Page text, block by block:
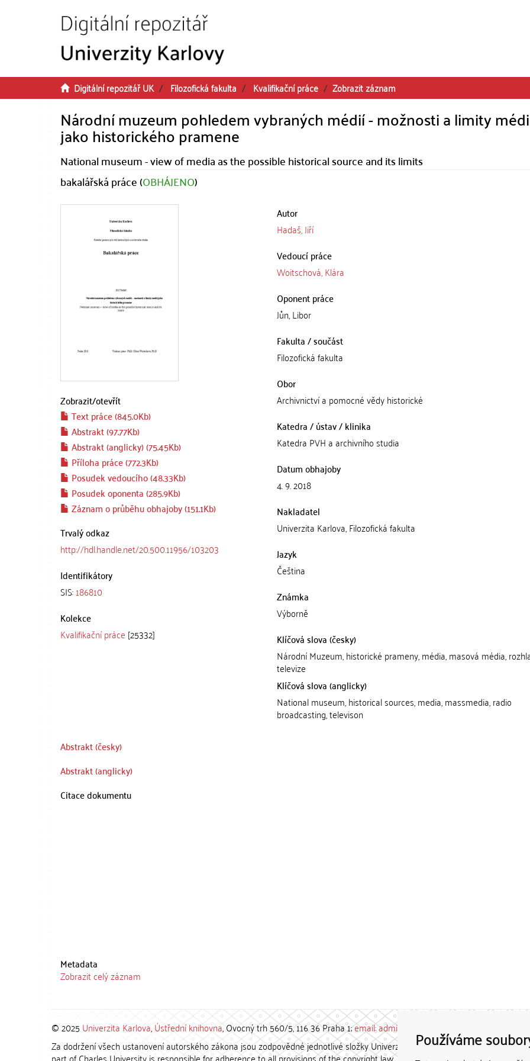
Používáme
Digitální repozitář UK Filozofická fakulta Kvalifikační práce Zobrazit záznam
Národní muzeum pohledem vybraných médií - možnosti a limity
jako historického pramene
National museum - view of media as the possible historical source and its limits
bakalářská práce (OBHÁJENO)
Zobrazit/otevřít
Text práce (845.0Kb)
Abstrakt (97.77Kb)
Abstrakt (anglicky) (75.45Kb)
Příloha práce (772.3Kb)
Posudek vedoucího (48.33Kb)
Posudek oponenta (285.9Kb)
Záznam o průběhu obhajoby (151.1Kb)
Trvalý odkaz
http://hdl.handle.net/20.500.11956/103203
Identifikátory
SIS:186810
Kolekce
Kvalifikační práce [25332]
Autor
Hadaš, Jiří
Vedoucí práce
Woitschová, Klára
Oponent práce
Jůn, Libor
Fakulta / součást
Filozofická fakulta
Obor
Archivnictví a pomocné vědy historické
Katedra / ústav / klinika
Katedra PVH a archivního studia
Datum obhajoby
4. 9. 2018
Nakladatel
Univerzita Karlova, Filozofická fakulta
Jazyk
Čeština
Známka
Výborně
Klíčová slova (česky)
Národní Muzeum, historické prameny, média, masová média,
televize
Klíčová slova (anglicky)
National museum, historical sources, media, massmedia, radio
broadcasting, televison
Abstrakt (česky)
Abstrakt (anglicky)
Citace dokumentu
Metadata
Zobrazit celý záznam
© 2025 Univerzita Karlova,Ústřední knihovna, Ovocný trh 560/5, 116 36 Praha 1;email: admin-repozitar [at] cuni.cz
Za dodržení všech ustanovení autorského zákona jsou zodpovědné jednotlivé složky Univerzity Karlovy. / Each constituent